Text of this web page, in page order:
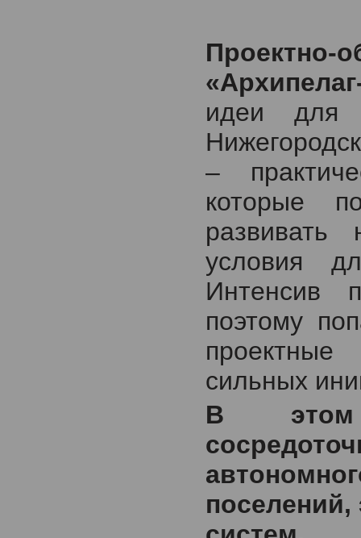
идеи для
–
которые
развивать
условия
Интенсив
поэтому
сильных
В этом
поселений,